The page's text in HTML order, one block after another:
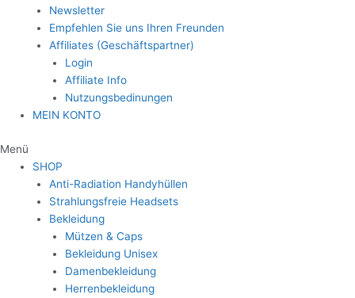
Newsletter
Empfehlen Sie uns Ihren Freunden
Affiliates (Geschäftspartner)
Login
Affiliate Info
Nutzungsbedinungen
MEIN KONTO
Menü
SHOP
Anti-Radiation Handyhüllen
Strahlungsfreie Headsets
Bekleidung
Mützen & Caps
Bekleidung Unisex
Damenbekleidung
Herrenbekleidung